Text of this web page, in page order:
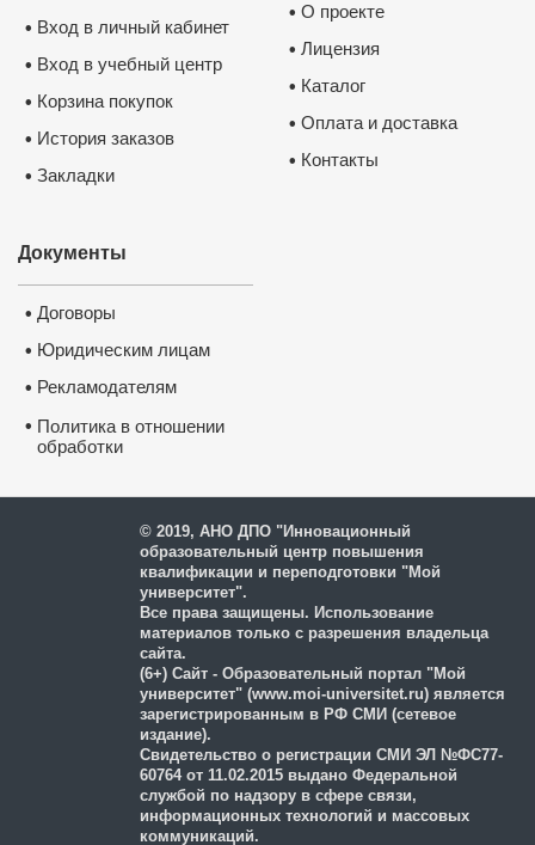
• О проекте
• Лицензия
• Каталог
• Оплата и доставка
• Контакты
• Вход в личный кабинет
• Вход в учебный центр
• Корзина покупок
• История заказов
• Закладки
Документы
• Договоры
• Юридическим лицам
• Рекламодателям
• Политика в отношении
обработки
© 2019, АНО ДПО "Инновационный
образовательный центр повышения
квалификации и переподготовки "Мой
университет".
Все права защищены. Использование
материалов только с разрешения владельца
сайта.
(6+) Сайт - Образовательный портал "Мой
университет" (www.moi-universitet.ru) является
зарегистрированным в РФ СМИ (сетевое
издание).
Свидетельство о регистрации СМИ ЭЛ №ФС77-
60764 от 11.02.2015 выдано Федеральной
службой по надзору в сфере связи,
информационных технологий и массовых
коммуникаций.